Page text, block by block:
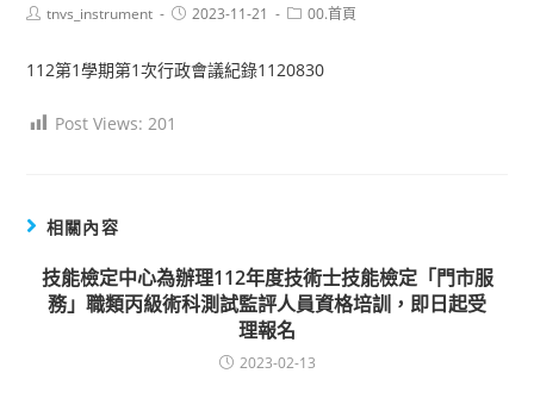
Posttnvs_instrument
Post2023-11-21
Post00.首頁
112第1學期第1次行政會議紀錄1120830
Post Views: 201
相關內容
技能檢定中心為辦理112年度技術士技能檢定「門市服
務」職類丙級術科測試監評人員資格培訓，即日起受
理報名
2023-02-13